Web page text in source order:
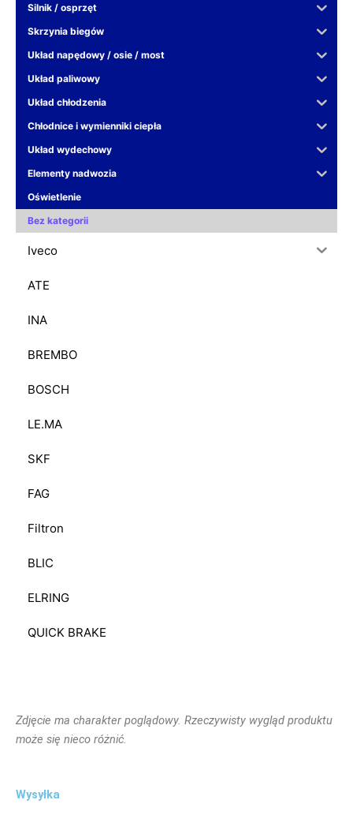
Silnik / osprzęt
Skrzynia biegów
Układ napędowy / osie / most
Układ paliwowy
Układ chłodzenia
Chłodnice i wymienniki ciepła
Układ wydechowy
Elementy nadwozia
Oświetlenie
Bez kategorii
Iveco
ATE
INA
BREMBO
BOSCH
LE.MA
SKF
FAG
Filtron
BLIC
ELRING
QUICK BRAKE
Zdjęcie ma charakter poglądowy. Rzeczywisty wygląd produktu
może się nieco różnić.
Wysyłka